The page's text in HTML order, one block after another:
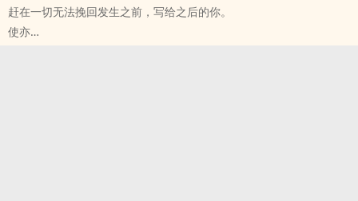
赶在一切无法挽回发生之前，写给之后的你。
使亦